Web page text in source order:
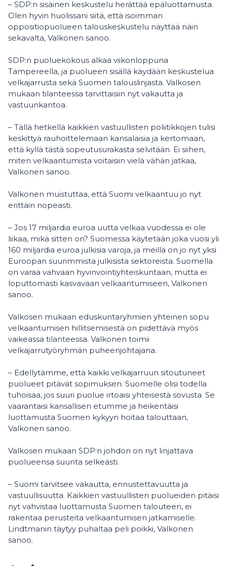
– SDP:n sisäinen keskustelu herättää epäluottamusta.
Olen hyvin huolissani siitä, että isoimman
oppositiopuolueen talouskeskustelu näyttää näin
sekavalta, Valkonen sanoo.
SDP:n puoluekokous alkaa viikonloppuna
Tampereella, ja puolueen sisällä käydään keskustelua
velkajarrusta sekä Suomen talouslinjasta. Valkosen
mukaan tilanteessa tarvittaisiin nyt vakautta ja
vastuunkantoa.
– Tällä hetkellä kaikkien vastuullisten poliitikkojen tulisi
keskittyä rauhoittelemaan kansalaisia ja kertomaan,
että kyllä tästä sopeutusurakasta selvitään. Ei siihen,
miten velkaantumista voitaisiin vielä vähän jatkaa,
Valkonen sanoo.
Valkonen muistuttaa, että Suomi velkaantuu jo nyt
erittäin nopeasti.
– Jos 17 miljardia euroa uutta velkaa vuodessa ei ole
liikaa, mikä sitten on? Suomessa käytetään joka vuosi yli
160 miljardia euroa julkisia varoja, ja meillä on jo nyt yksi
Euroopan suurimmista julkisista sektoreista. Suomella
on varaa vahvaan hyvinvointiyhteiskuntaan, mutta ei
loputtomasti kasvavaan velkaantumiseen, Valkonen
sanoo.
Valkosen mukaan eduskuntaryhmien yhteinen sopu
velkaantumisen hillitsemisestä on pidettävä myös
vaikeassa tilanteessa. Valkonen toimii
velkajarrutyöryhmän puheenjohtajana.
– Edellytämme, että kaikki velkajarruun sitoutuneet
puolueet pitävät sopimuksen. Suomelle olisi todella
tuhoisaa, jos suuri puolue irtoaisi yhteisestä sovusta. Se
vaarantaisi kansallisen etumme ja heikentäisi
luottamusta Suomen kykyyn hoitaa talouttaan,
Valkonen sanoo.
Valkosen mukaan SDP:n johdon on nyt linjattava
puolueensa suunta selkeästi.
– Suomi tarvitsee vakautta, ennustettavuutta ja
vastuullisuutta. Kaikkien vastuullisten puolueiden pitäisi
nyt vahvistaa luottamusta Suomen talouteen, ei
rakentaa perusteita velkaantumisen jatkamiselle.
Lindtmanin täytyy puhaltaa peli poikki, Valkonen
sanoo.